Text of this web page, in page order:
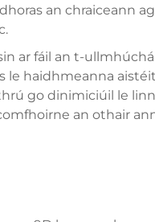
an chraiceann
ar fáil an t-
le haidhmeanna
go dinimiciúil le
an othair